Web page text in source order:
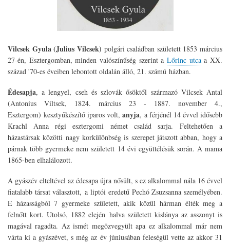
Vilcsek Gyula (Julius Vilcsek) polgári családban született 1853 március
27-én, Esztergomban, minden valószínűség szerint a Lőrinc utcaa XX.
század '70-es éveiben lebontott oldalán álló, 21. számú házban.
Édesapja, a lengyel, cseh és szlovák ősöktől származó Vilcsek Antal
(Antonius Viltsek, 1824. március 23 - 1887. november 4.,
Esztergom) kesztyűkészítő iparos volt,anyja, a férjénél 14 évvel idősebb
Krachl Anna régi esztergomi német család sarja. Feltehetően a
házastársak közötti nagy korkülönbség is szerepet játszott abban, hogy a
párnak több gyermeke nem született 14 évi együttélésük során. A mama
1865-ben elhalálozott.
A gyászév elteltével az édesapa újra nősült, s ez alkalommal nála 16 évvel
fiatalabb társat választott, a liptói eredetű Pechó Zsuzsanna személyében.
E házasságból 7 gyermeke született, akik közül hárman élték meg a
felnőtt kort. Utolsó, 1882 elején halva született kislánya az asszonyt is
magával ragadta. Az ismét megözvegyült apa ez alkalommal már nem
várta ki a gyászévet, s még az év júniusában feleségül vette az akkor 31